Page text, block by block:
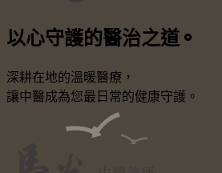
以心守護的醫治之道 ⚬
深耕在地的溫暖醫療，
讓中醫成為您最日常的健康守護。